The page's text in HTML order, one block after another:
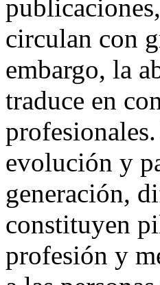
circulan con
embargo, la
traduce en
evolución y
generación,
constituyen
profesión y